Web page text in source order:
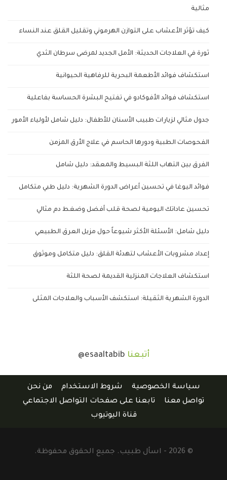
مثالية
كيف تؤثر الأعشاب على التوازن الهرموني وتقليل القلق عند النساء
ثورة في العلاجات الحديثة: الأمل الجديد لمرضى سرطان الثدي
استكشاف فوائد الأطعمة البحرية للرفاهية الحيوانية
استكشاف فوائد الأفوكادو في تفتيح البشرة الحساسة بفاعلية
جدول مثالي لزيارات طبيب الأسنان للأطفال: دليل شامل لأولياء الأمور
الفحوصات الطبية ودورها الحاسم في علاج الأرق المزمن
الفرق بين التهاب اللثة البسيط والمعقد: دليل شامل
فوائد اليوغا في تحسين أعراض الدورة الشهرية: دليل طبي متكامل
تحسين عاداتك اليومية لصحة قلب أفضل وضغط دم مثالي
دليل شامل: الأسئلة الأكثر شيوعاً حول مزيل العرق الطبيعي
إعداد مشروبات الأعشاب لتهدئة القلق: دليل متكامل وموثوق
استكشاف العلاجات المنزلية القديمة لصحة اللثة
الدورة الشهرية الثقيلة: استكشف الأسباب والعلاجات المثلى
أتبعنا @esaaltabib
سياسة الخصوصية شروط الاستخدام
من نحن
تواصل معنا
تابعنا على صفحات التواصل الاجتماعي
قناة اليوتيوب
© 2026 - اسأل طبيب. جميع الحقوق محفوظة.